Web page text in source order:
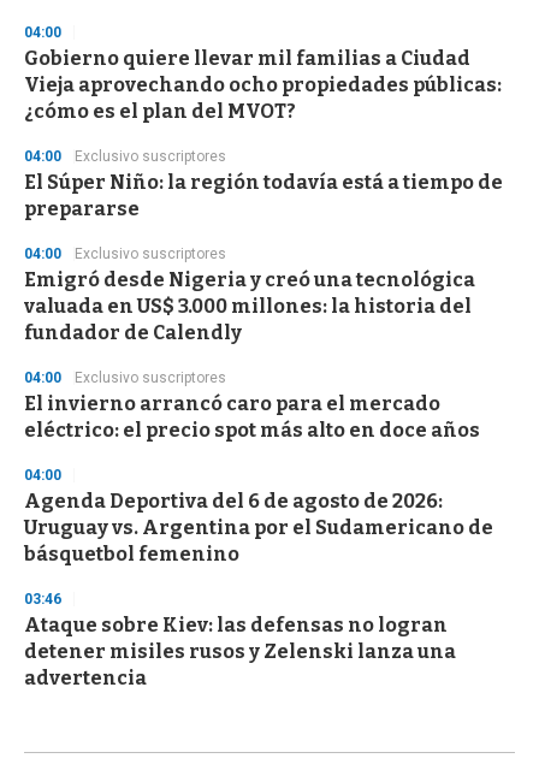
04:00
Gobierno quiere llevar mil familias a Ciudad
Vieja aprovechando ocho propiedades públicas:
¿cómo es el plan del MVOT?
04:00 Exclusivo suscriptores
El Súper Niño: la región todavía está a tiempo de
prepararse
04:00 Exclusivo suscriptores
Emigró desde Nigeria y creó una tecnológica
valuada en US$ 3.000 millones: la historia del
fundador de Calendly
04:00 Exclusivo suscriptores
El invierno arrancó caro para el mercado
eléctrico: el precio spot más alto en doce años
04:00
Agenda Deportiva del 6 de agosto de 2026:
Uruguay vs. Argentina por el Sudamericano de
básquetbol femenino
03:46
Ataque sobre Kiev: las defensas no logran
detener misiles rusos y Zelenski lanza una
advertencia